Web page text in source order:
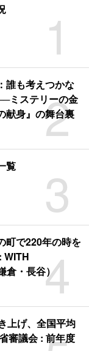
1
2
誰も考えつかな
ミステリーの金
献身』の舞台裏
3
覧
4
町で220年の時を
WITH
倉・長谷）
上げ、全国平均
審議会 : 前年度